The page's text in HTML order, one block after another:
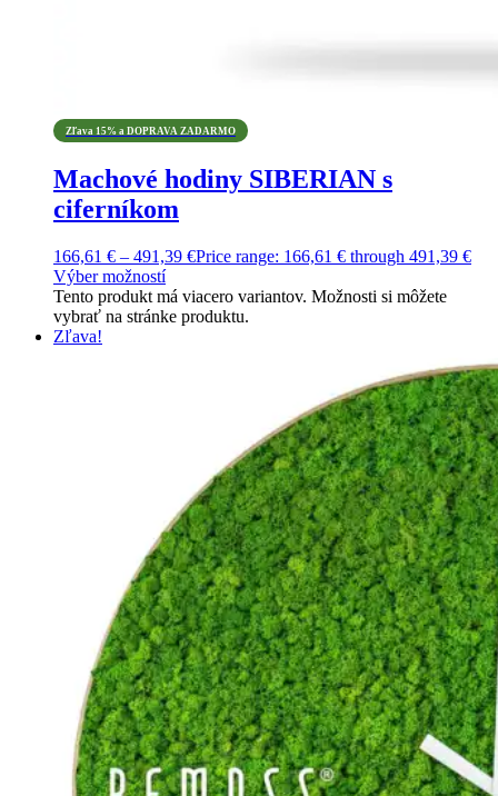
Zľava 15% a DOPRAVA ZADARMO
Machové hodiny SIBERIAN s
ciferníkom
166,61 € – 491,39 €Price range: 166,61 € through 491,39 €
Výber možností
Tento produkt má viacero variantov. Možnosti si môžete
vybrať na stránke produktu.
Zľava!